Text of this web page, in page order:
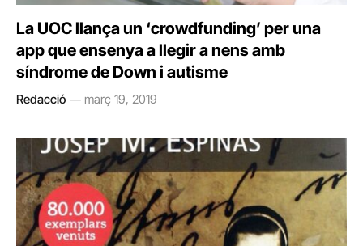
La UOC llança un ‘crowdfunding’ per una
app que ensenya a llegir a nens amb
síndrome de Down i autisme
Redacció març 19, 2019